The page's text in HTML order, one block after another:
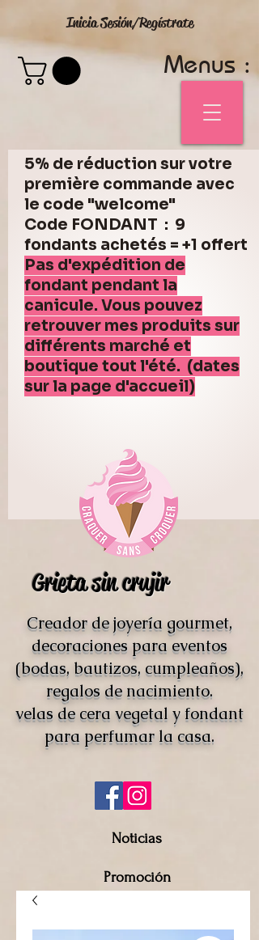
Inicia Sesión/Regístrate
Menus :
5% de réduction sur votre
première commande avec
le code "welcome"
Code FONDANT : 9
fondants achetés = +1 offert
Pas d'expédition de
fondant pendant la
canicule. Vous pouvez
retrouver mes produits sur
différents marché et
boutique tout l'été. (dates
sur la page d'accueil)
Grieta sin crujir
Creador de joyería gourmet,
decoraciones para eventos
(bodas, bautizos, cumpleaños),
regalos de nacimiento.
velas de cera vegetal y fondant
para perfumar la casa.
Noticias
Promoción